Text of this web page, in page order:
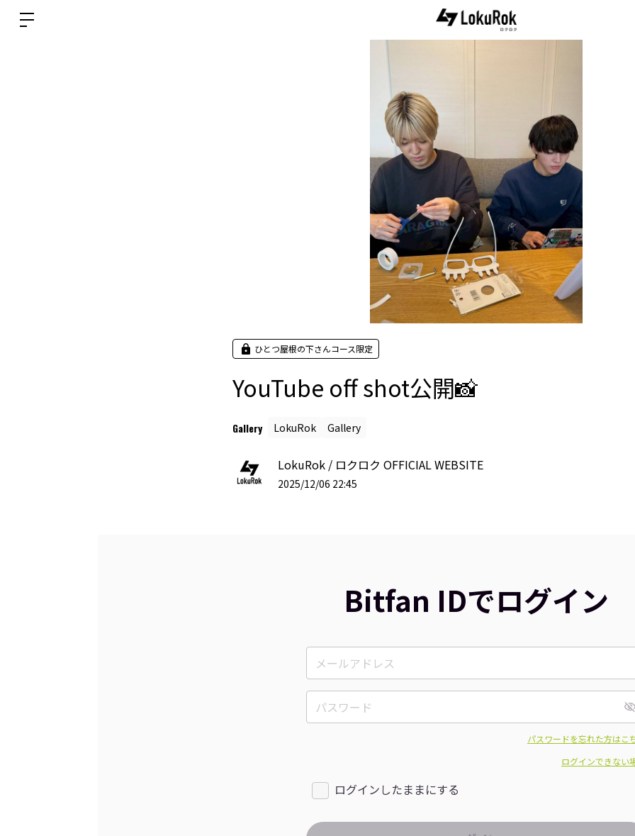
ひとつ屋根の下さんコース限定
YouTube off shot公開📸
Gallery LokuRok Gallery
LokuRok / ロクロク OFFICIAL WEBSITE
2025/12/06 22:45
Bitfan IDでログイン
パスワードを忘れた方はこ
ログインできない
ログインしたままにする